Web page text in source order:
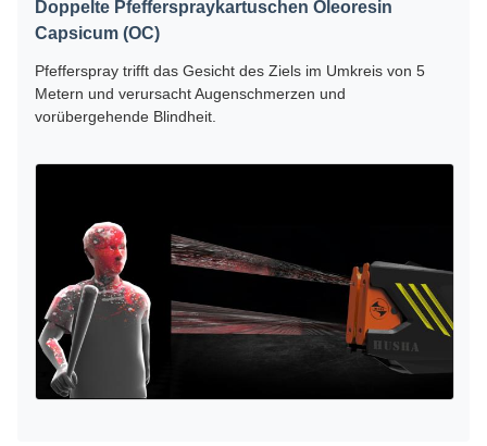
Doppelte Pfefferspraykartuschen Oleoresin
Capsicum (OC)
Pfefferspray trifft das Gesicht des Ziels im Umkreis von 5
Metern und verursacht Augenschmerzen und
vorübergehende Blindheit.